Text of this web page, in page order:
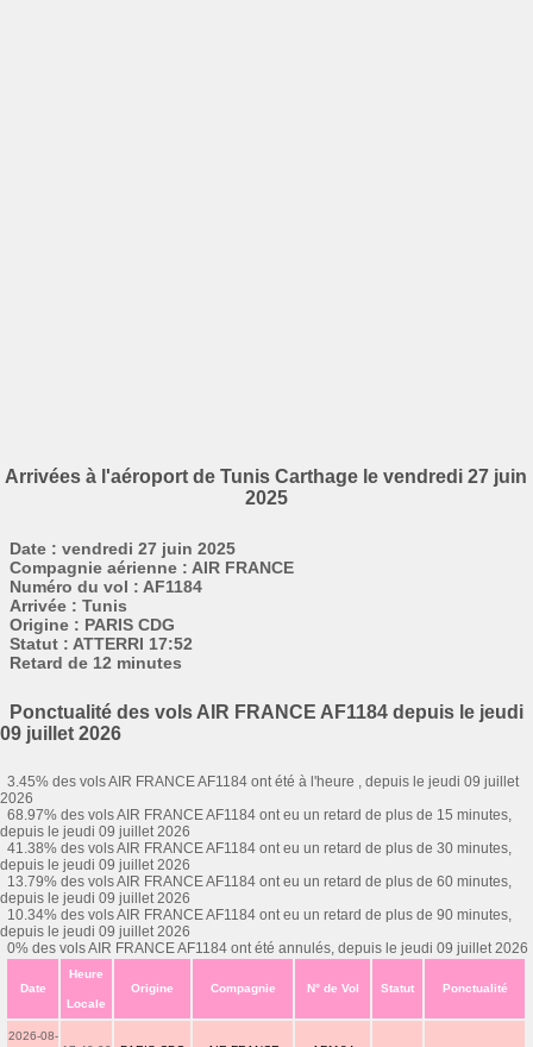
Arrivées à l'aéroport de Tunis Carthage le vendredi 27 juin
2025
Date : vendredi 27 juin 2025
Compagnie aérienne : AIR FRANCE
Numéro du vol : AF1184
Arrivée : Tunis
Origine : PARIS CDG
Statut : ATTERRI 17:52
Retard de 12 minutes
Ponctualité des vols AIR FRANCE AF1184 depuis le jeudi
09 juillet 2026
3.45% des vols AIR FRANCE AF1184 ont été à l'heure , depuis le jeudi 09 juillet
2026
68.97% des vols AIR FRANCE AF1184 ont eu un retard de plus de 15 minutes,
depuis le jeudi 09 juillet 2026
41.38% des vols AIR FRANCE AF1184 ont eu un retard de plus de 30 minutes,
depuis le jeudi 09 juillet 2026
13.79% des vols AIR FRANCE AF1184 ont eu un retard de plus de 60 minutes,
depuis le jeudi 09 juillet 2026
10.34% des vols AIR FRANCE AF1184 ont eu un retard de plus de 90 minutes,
depuis le jeudi 09 juillet 2026
0% des vols AIR FRANCE AF1184 ont été annulés, depuis le jeudi 09 juillet 2026
Date
Heure
Locale
Origine Compagnie N° de Vol Statut Ponctualité
2026-08-